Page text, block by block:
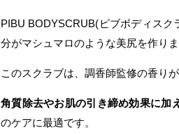
PIBU BODYSCRUB(ピブボディス
分がマシュマロのような美尻を作りま
このスクラブは、調香師監修の香り
角質除去やお肌の引き締め効果に加
のケアに最適です。